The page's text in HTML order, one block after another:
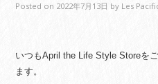
Posted on 2022年7月13日 by Les
いつもApril the Life Style Storeを
ます。